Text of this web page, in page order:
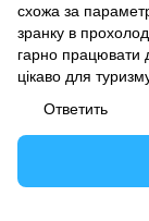
схожа за
зранку в
гарно працювати
цікаво для
Ответить